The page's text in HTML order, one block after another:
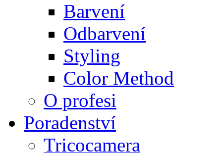
Barvení
Odbarvení
Styling
Color Method
O profesi
Poradenství
Tricocamera